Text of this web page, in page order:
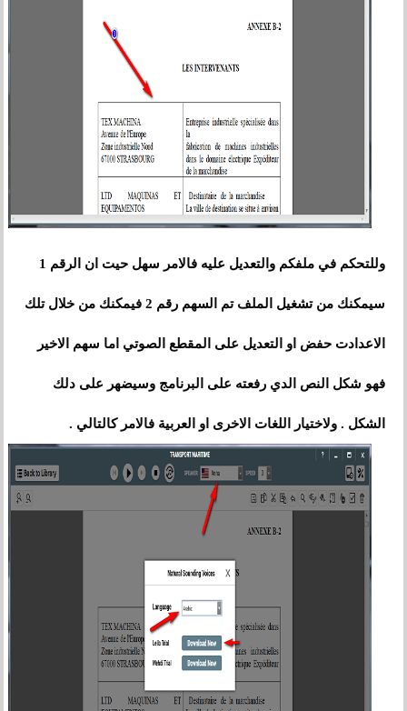
وللتحكم في ملفكم والتعديل عليه فالامر سهل حيت ان الرقم 1
سيمكنك من تشغيل الملف تم السهم رقم 2 فيمكنك من خلال تلك
الاعدادت حفض او التعديل على المقطع الصوتي اما سهم الاخير
فهو شكل النص الدي رفعته على البرنامج وسيضهر على دلك
الشكل . ولاختيار اللغات الاخرى او العربية فالامر كالتالي .